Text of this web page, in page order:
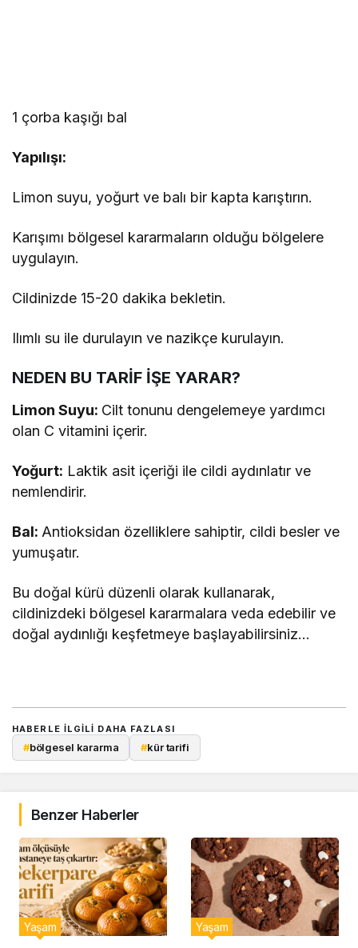
1 çorba kaşığı bal
Yapılışı:
Limon suyu, yoğurt ve balı bir kapta karıştırın.
Karışımı bölgesel kararmaların olduğu bölgelere
uygulayın.
Cildinizde 15-20 dakika bekletin.
Ilımlı su ile durulayın ve nazikçe kurulayın.
NEDEN BU TARİF İŞE YARAR?
Limon Suyu: Cilt tonunu dengelemeye yardımcı
olan C vitamini içerir.
Yoğurt: Laktik asit içeriği ile cildi aydınlatır ve
nemlendirir.
Bal:Antioksidan özelliklere sahiptir, cildi besler ve
yumuşatır.
Bu doğal kürü düzenli olarak kullanarak,
cildinizdeki bölgesel kararmalara veda edebilir ve
doğal aydınlığı keşfetmeye başlayabilirsiniz…
HABERLE ILGILI DAHA FAZLASI
#bölgesel kararma #kür tarifi
Benzer Haberler
Yaşam Yaşam